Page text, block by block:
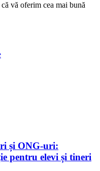
că vă oferim cea mai bună
și ONG-uri:
pentru elevi și tineri